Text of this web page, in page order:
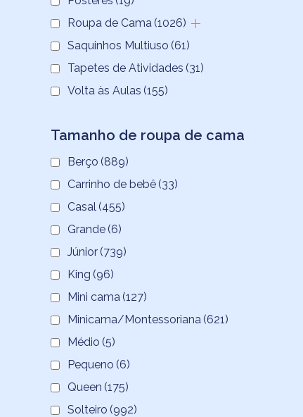
Roupa de Cama (1026)
Saquinhos Multiuso (61)
Tapetes de Atividades (31)
Volta às Aulas (155)
Tamanho de roupa de cama
Berço (889)
Carrinho de bebê (33)
Casal (455)
Grande (6)
Júnior (739)
King (96)
Mini cama (127)
Minicama/Montessoriana (621)
Médio (5)
Pequeno (6)
Queen (175)
Solteiro (992)